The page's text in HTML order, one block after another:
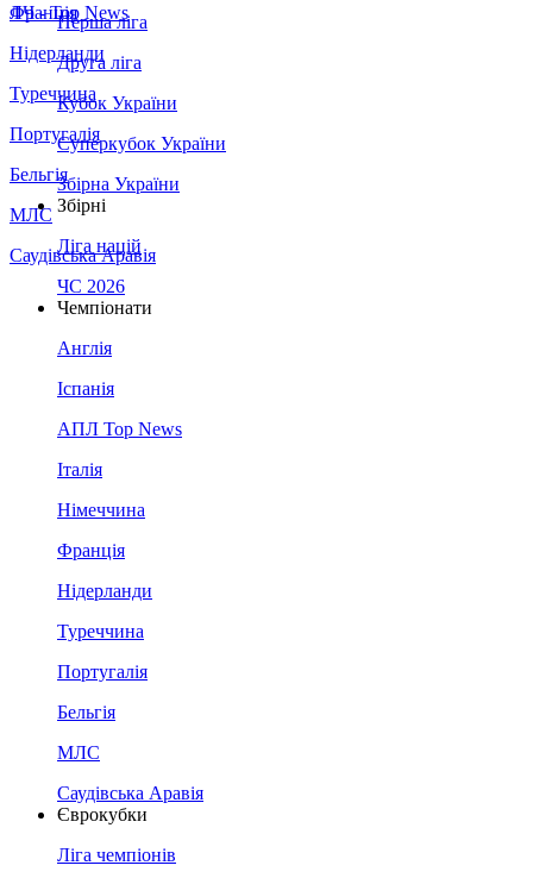
Франція
Нідерланди
Туреччина
Португалія
Бельгія
МЛС
Саудівська Аравія
ЛЧ - Top News
Перша ліга
Друга ліга
Кубок України
Суперкубок України
Збірна України
Збірні
Ліга націй
ЧС 2026
Чемпіонати
Англія
Іспанія
АПЛ Top News
Італія
Німеччина
Франція
Нідерланди
Туреччина
Португалія
Бельгія
МЛС
Саудівська Аравія
Єврокубки
Ліга чемпіонів